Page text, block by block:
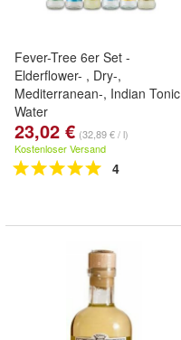
Fever-Tree 6er Set -
Elderflower- , Dry-,
Mediterranean-, Indian Tonic
Water
23,02 € (32,89 € / l)
Kostenloser Versand
4